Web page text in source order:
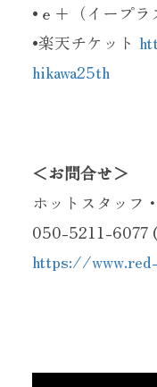
•ｅ+（イープラ
•楽天チケット
hikawa25th
＜お問合せ＞
ホットスタッフ
050-5211-6077
https://